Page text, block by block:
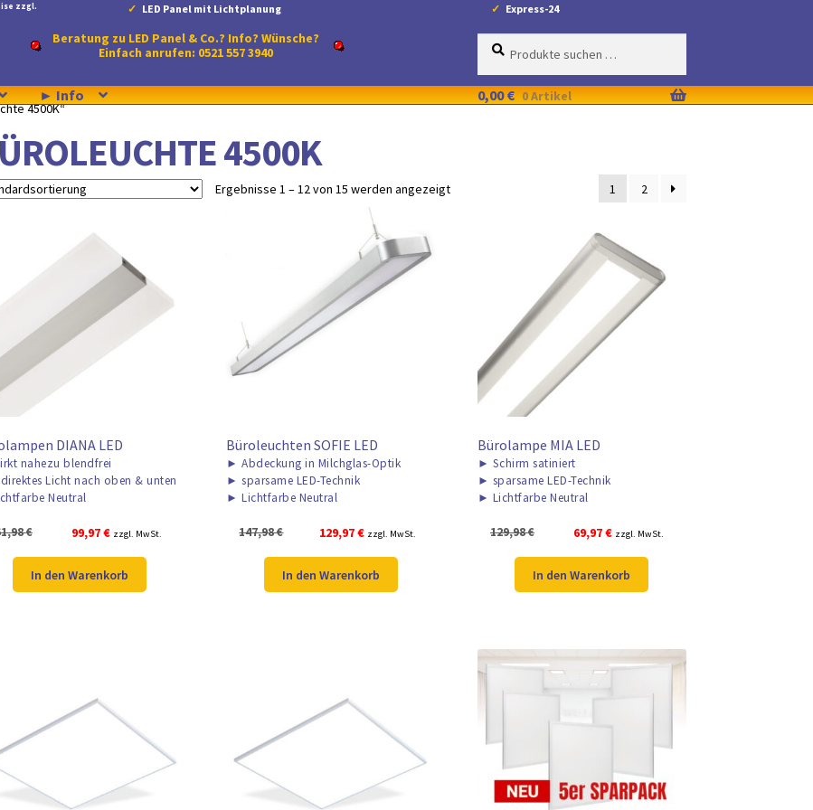
zzgl.
LED Panel mit Lichtplanung Express-24
Beratung zu LED Panel & Co.? Info? Wünsche?
Einfach anrufen: 0521 557 3940
Suche
Suchen
► Info 0,00€ 0 Artikel
4500K“
4500K
Ergebnisse 1 – 12 von 15 werden angezeigt 1 2
DIANA LED
nahezu blendfrei
Licht nach oben & unten
Neutral
€
Ursprünglicher
war:
161,98 €
99,97€Aktueller
ist:
99,97 €.
zzgl. MwSt.
In den Warenkorb
Büroleuchten SOFIE LED
► Abdeckung in Milchglas-Optik
► sparsame LED-Technik
► Lichtfarbe Neutral
147,98€
Ursprünglicher
war:
147,98 €
129,97€Aktueller
ist:
129,97 €.
zzgl. MwSt.
In den Warenkorb
Bürolampe MIA LED
► Schirm satiniert
► sparsame LED-Technik
► Lichtfarbe Neutral
129,98€
Ursprünglicher
war:
129,98 €
69,97€Aktueller
ist:
69,97 €.
zzgl. MwSt.
In den Warenkorb